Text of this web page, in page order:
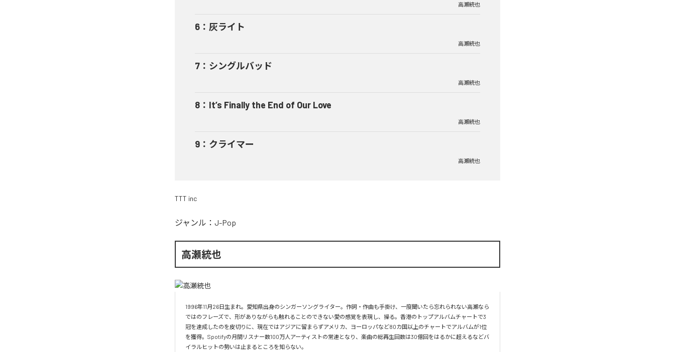
高瀬統也
6 ： 灰ライト
高瀬統也
7 ： シングルバッド
高瀬統也
8 ： It’s Finally the End of Our Love
高瀬統也
9 ： クライマー
高瀬統也
TTT inc
ジャンル： J-Pop
高瀬統也
1996年11月26日生まれ。愛知県出身のシンガーソングライター。作詞・作曲も手掛け、一度聞いたら忘れられない高瀬なら
ではのフレーズで、形がありながらも触れることのできない愛の感覚を表現し、操る。香港のトップアルバムチャートで3
冠を達成したのを皮切りに、現在ではアジアに留まらずアメリカ、ヨーロッパなど80カ国以上のチャートでアルバムが1位
を獲得。Spotifyの月間リスナー数100万人アーティストの常連となり、楽曲の総再生回数は30億回をはるかに超えるなどバ
イラルヒットの勢いは止まるところを知らない。